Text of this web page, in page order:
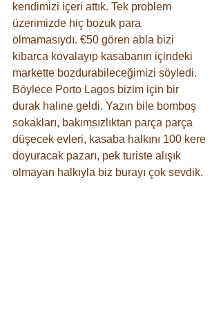
kendimizi içeri attık. Tek problem
üzerimizde hiç bozuk para
olmamasıydı. €50 gören abla bizi
kibarca kovalayıp kasabanın içindeki
markette bozdurabileceğimizi söyledi.
Böylece Porto Lagos bizim için bir
durak haline geldi. Yazın bile bomboş
sokakları, bakımsızlıktan parça parça
düşecek evleri, kasaba halkını 100 kere
doyuracak pazarı, pek turiste alışık
olmayan halkıyla biz burayı çok sevdik.